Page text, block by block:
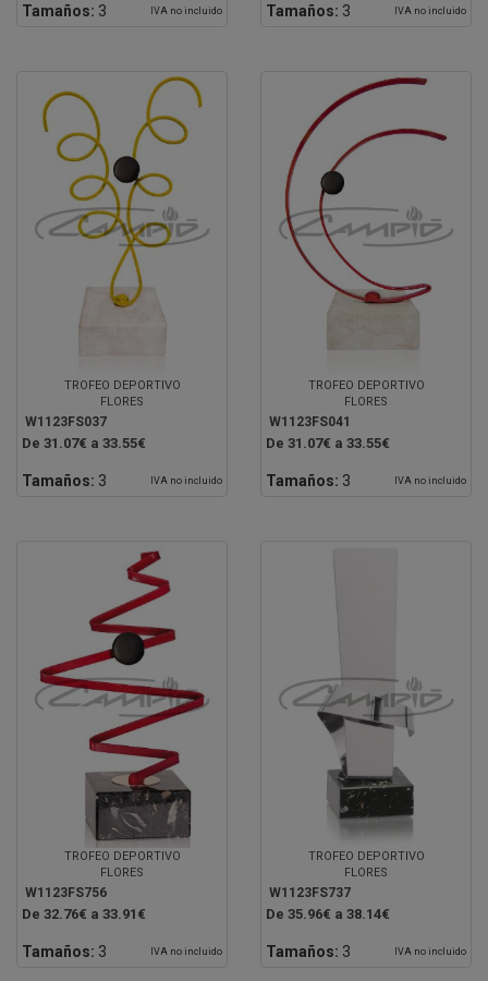
Tamaños: 3 IVA no incluido Tamaños: 3 IVA no incluido
TROFEO DEPORTIVO
FLORES
W1123FS037
De 31.07€ a 33.55€
Tamaños: 3 IVA no incluido
TROFEO DEPORTIVO
FLORES
W1123FS041
De 31.07€ a 33.55€
Tamaños: 3 IVA no incluido
TROFEO DEPORTIVO
FLORES
W1123FS756
De 32.76€ a 33.91€
Tamaños: 3 IVA no incluido
TROFEO DEPORTIVO
FLORES
W1123FS737
De 35.96€ a 38.14€
Tamaños: 3 IVA no incluido